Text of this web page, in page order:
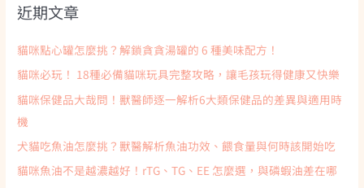
字
近期文章
貓咪點心罐怎麼挑？解鎖貪貪湯罐的 6 種美味配方！
貓咪必玩！ 18種必備貓咪玩具完整攻略，讓毛孩玩得健康又快樂
貓咪保健品大哉問！獸醫師逐一解析6大類保健品的差異與適用時
機
犬貓吃魚油怎麼挑？獸醫解析魚油功效、餵食量與何時該開始吃
貓咪魚油不是越濃越好！rTG、TG、EE 怎麼選，與磷蝦油差在哪